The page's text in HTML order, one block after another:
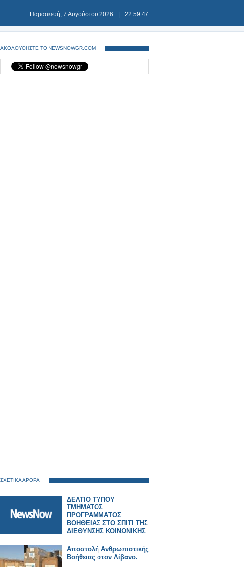
Παρασκευή, 7 Αυγούστου 2026 22:59:47
ΑΚΟΛΟΥΘΗΣΤΕ ΤΟ NEWSNOWGR.COM
ΣΧΕΤΙΚΑ ΑΡΘΡΑ
ΔΕΛΤΙΟ ΤΥΠΟΥ
ΤΜΗΜΑΤΟΣ
ΠΡΟΓΡΑΜΜAΤΟΣ
ΒΟΗΘΕΙΑΣ ΣΤΟ ΣΠΙΤΙ ΤΗΣ
ΔΙΕΘΥΝΣΗΣ ΚΟΙΝΩΝΙΚΗΣ
ΠΡΟΣΤΑΣΙΑΣ ΚΑΙ
ΔΗΜΟΣΙΑΣ ΥΓΕΙΑΣ
ΔΗΜΟΥ ΑΓΡΙΝΙΟΥ ΚΑΙ
TOY ΔIOIKHΤΙΚΟΥ
Αποστολή Ανθρωπιστικής
Βοήθειας στον Λίβανο.